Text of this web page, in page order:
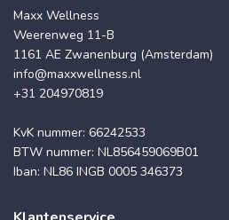
Maxx Wellness
Weerenweg 11-B
1161 AE Zwanenburg (Amsterdam)
info@maxxwellness.nl
+31 204970819
KvK nummer: 66242533
BTW nummer: NL856459069B01
Iban: NL86 INGB 0005 346373